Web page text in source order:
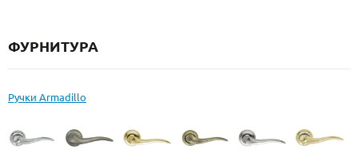
ФУРНИТУРА
Ручки Armadillo